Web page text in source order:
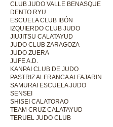
CLUB JUDO VALLE BENASQUE
DENTO RYU
ESCUELA CLUB IBÓN
IZQUIERDO CLUB JUDO
JIUJITSU CALATAYUD
JUDO CLUB ZARAGOZA
JUDO ZUERA
JUFE A.D.
KANPAI CLUB DE JUDO
PASTRIZ ALFRANCA ALFAJARIN
SAMURAI ESCUELA JUDO
SENSEI
SHISEI CALATORAO
TEAM CRUZ CALATAYUD
TERUEL JUDO CLUB